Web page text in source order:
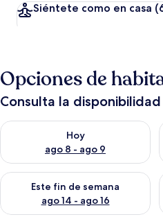
Siéntete como en casa
Opciones de
Consulta la
Hoy
ago 8 - ago 9
Consulta la disponibilidad para
Este fin de semana
ago 14 - ago 16
Consulta la disponibilidad para